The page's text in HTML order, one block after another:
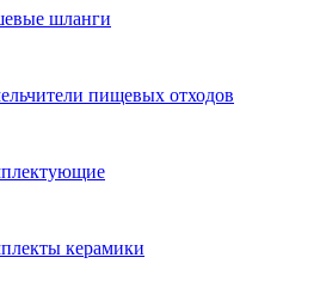
шланги
пищевых отходов
керамики